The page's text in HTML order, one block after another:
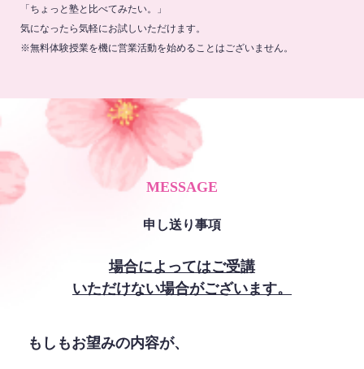
「ちょっと塾と比べてみたい。」
気になったら気軽にお試しいただけます。
※無料体験授業を機に営業活動を始めることはございません。
MESSAGE
申し送り事項
場合によってはご受講
いただけない場合がございます。
もしもお望みの内容が、